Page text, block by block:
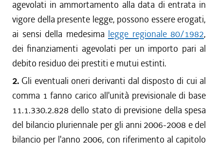
agevolati in ammortamento alla data di entrata in
vigore della presente legge, possono essere erogati,
ai sensi della medesima legge regionale 80/1982,
dei finanziamenti agevolati per un importo pari al
debito residuo dei prestiti e mutui estinti.
2. Gli eventuali oneri derivanti dal disposto di cui al
comma 1 fanno carico all'unità previsionale di base
11.1.330.2.828 dello stato di previsione della spesa
del bilancio pluriennale per gli anni 2006-2008 e del
bilancio per l'anno 2006, con riferimento al capitolo